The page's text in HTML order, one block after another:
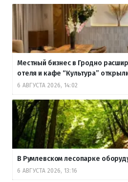
Местный бизнес в Гродно
отеля и кафе “Культура”
6 АВГУСТА 2026, 14:02
В Румлевском лесопарке
6 АВГУСТА 2026, 13:16